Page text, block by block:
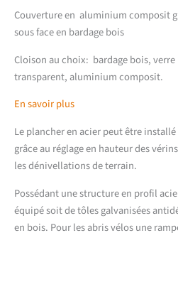
Couverture en aluminium composit
sous face en bardage bois
Cloison au choix: bardage bois,
transparent, aluminium composit.
En savoir plus
Le plancher en acier peut être
grâce au réglage en hauteur des
les dénivellations de terrain.
Possédant une structure en profil
équipé soit de tôles galvanisées
en bois. Pour les abris vélos une